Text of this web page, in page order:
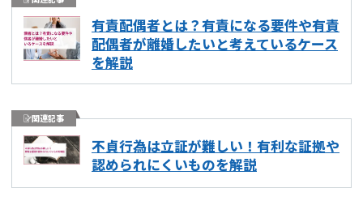
有責配偶者とは？有責になる要件や有責
配偶者が離婚したいと考えているケース
を解説
関連記事
不貞行為は立証が難しい！有利な証拠や
認められにくいものを解説